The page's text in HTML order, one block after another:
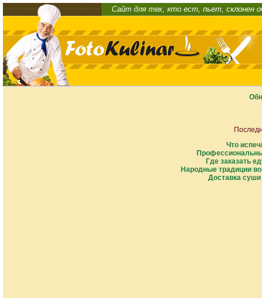
Сайт для тех, кто ест, пьет, склонен
Что
Где заказать
Народные традиции
Доставка